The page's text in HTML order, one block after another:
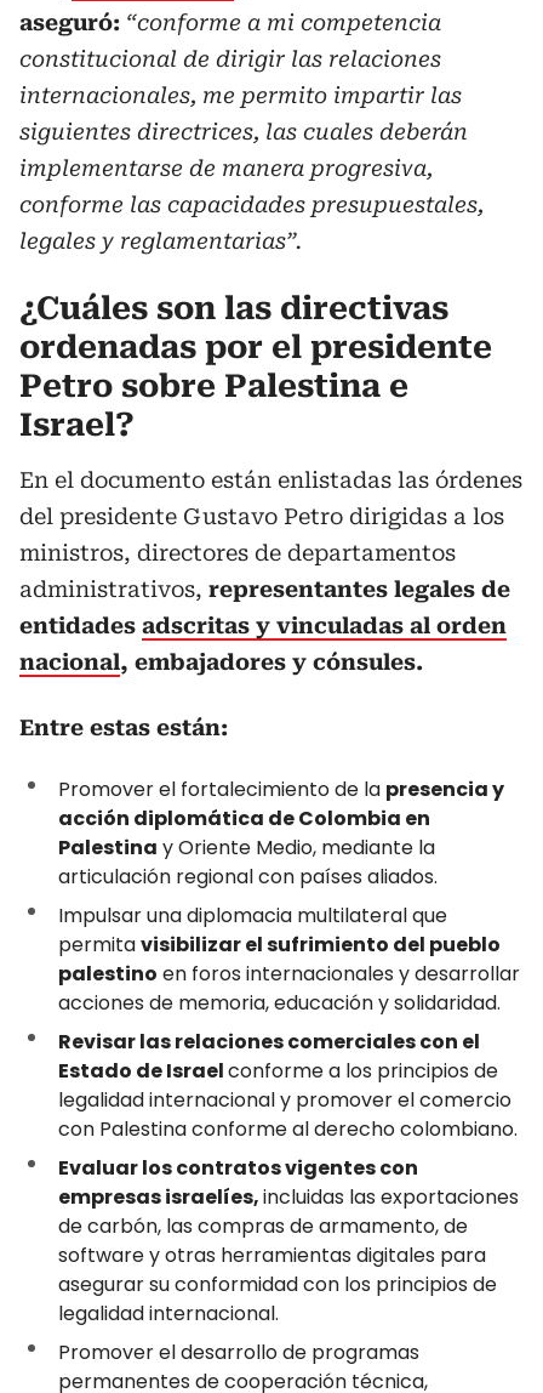
aseguró: “conforme a mi competencia
constitucional de dirigir las relaciones
internacionales, me permito impartir las
siguientes directrices, las cuales deberán
implementarse de manera progresiva,
conforme las capacidades presupuestales,
legales y reglamentarias”.
¿Cuáles son las directivas
ordenadas por el presidente
Petro sobre Palestina e
Israel?
En el documento están enlistadas las órdenes
del presidente Gustavo Petro dirigidas a los
ministros, directores de departamentos
administrativos, representantes legales de
entidades adscritas y vinculadas al orden
nacional, embajadores y cónsules.
Entre estas están:
Promover el fortalecimiento de la presencia y
acción diplomática de Colombia en
Palestina y Oriente Medio, mediante la
articulación regional con países aliados.
Impulsar una diplomacia multilateral que
permitavisibilizar el sufrimiento del pueblo
palestino en foros internacionales y desarrollar
acciones de memoria, educación y solidaridad.
Revisar las relaciones comerciales con el
Estado de Israelconforme a los principios de
legalidad internacional y promover el comercio
con Palestina conforme al derecho colombiano.
Evaluar los contratos vigentes con
empresas israelíes,incluidas las exportaciones
de carbón, las compras de armamento, de
software y otras herramientas digitales para
asegurar su conformidad con los principios de
legalidad internacional.
Promover el desarrollo de programas
permanentes de cooperación técnica,